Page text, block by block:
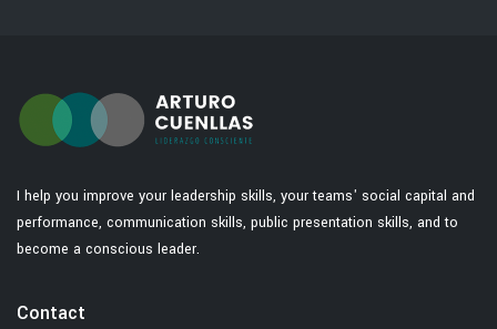
I help you improve your leadership skills, your teams' social capital and
performance, communication skills, public presentation skills, and to
become a conscious leader.
Contact